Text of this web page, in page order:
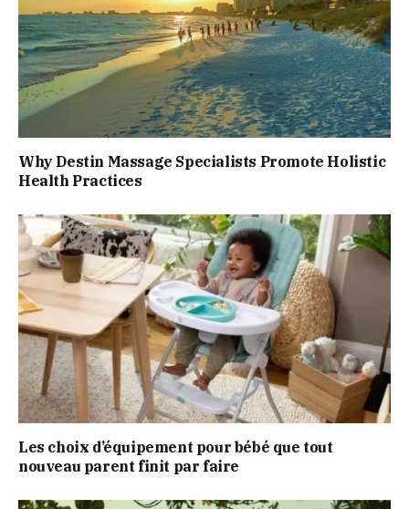
Why Destin Massage Specialists Promote Holistic
Health Practices
Les choix d’équipement pour bébé que tout
nouveau parent finit par faire